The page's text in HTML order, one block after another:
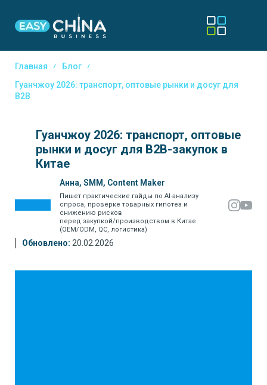
Главная
Блог
Гуанчжоу 2026: транспорт, оптовые рынки и досуг для
B2B
Гуанчжоу 2026: транспорт, оптовые
рынки и досуг для B2B-закупок в
Китае
Анна, SMM, Content Maker
Пишет практические гайды по AI-анализу
спроса, проверке товарных гипотез и
снижению рисков
перед закупкой/производством в Китае
(OEM/ODM, QC, логистика)
Обновлено: 20.02.2026